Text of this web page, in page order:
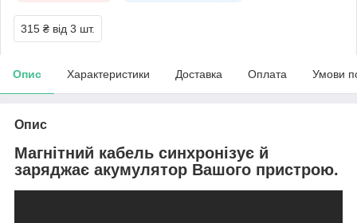
315 ₴ від 3 шт.
Опис Характеристики Доставка Оплата Умови
Опис
Магнітний кабель синхронізує й
заряджає акумулятор Вашого пристрою.